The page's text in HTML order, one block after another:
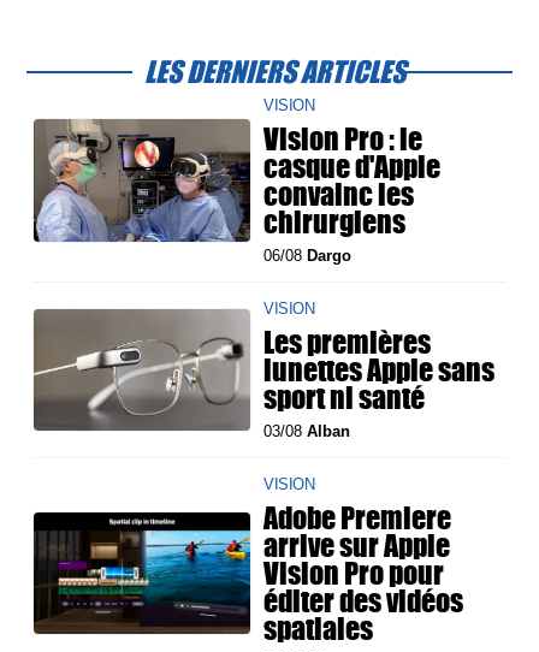
LES DERNIERS ARTICLES
VISION
Vision Pro : le
casque d'Apple
convainc les
chirurgiens
06/08 Dargo
VISION
Les premières
lunettes Apple sans
sport ni santé
03/08Alban
VISION
Adobe Premiere
arrive sur Apple
Vision Pro pour
éditer des vidéos
spatiales